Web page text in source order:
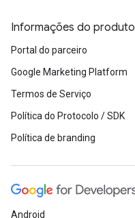
Informações do produto
Portal do parceiro
Google Marketing Platform
Termos de Serviço
Política do Protocolo / SDK
Política de branding
Android